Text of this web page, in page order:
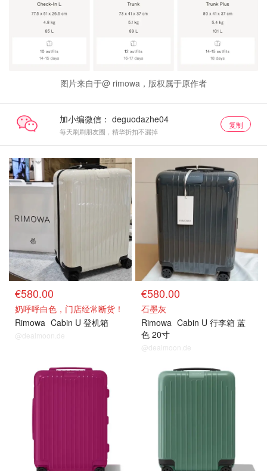
图片来自于@ rimowa，版权属于原作者
加小编微信：
每天刷刷朋友圈，精华折扣不漏掉
复制
€580.00
奶呼呼白色，门店经常断货！
Rimowa Cabin U 登机箱
@dealmoon.de
€580.00
石墨灰
Rimowa Cabin U 行李箱 蓝
色 20寸
@dealmoon.de